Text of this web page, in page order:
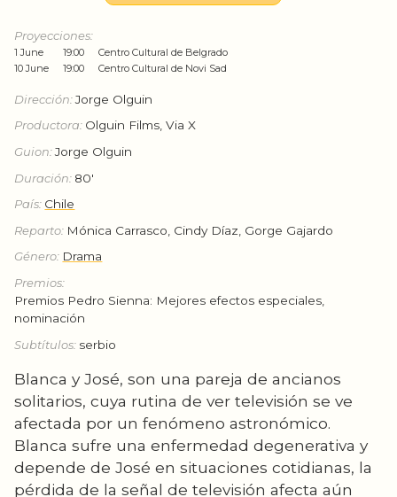
Proyecciones:
1 June 19:00
Centro Cultural de Belgrado
10 June
19:00 Centro Cultural de Novi Sad
Dirección:Jorge Olguin
Productora: Olguin Films, Via X
Guion:Jorge Olguin
Duración: 80'
País: Chile
Reparto: Mónica Carrasco, Cindy Díaz, Gorge Gajardo
Género: Drama
Premios:
Premios Pedro Sienna: Mejores efectos especiales,
nominación
Subtítulos: serbio
Blanca y José, son una pareja de ancianos
solitarios, cuya rutina de ver televisión se ve
afectada por un fenómeno astronómico.
Blanca sufre una enfermedad degenerativa y
depende de José en situaciones cotidianas, la
pérdida de la señal de televisión afecta aún